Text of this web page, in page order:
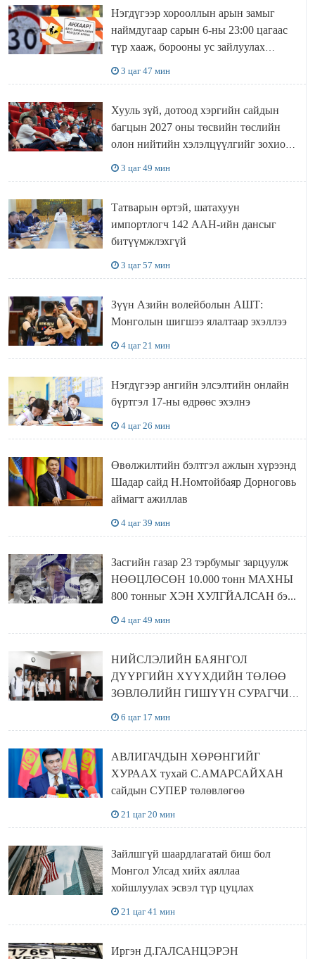
Нэгдүгээр хорооллын арын замыг
наймдугаар сарын 6-ны 23:00 цагаас
түр хааж, борооны ус зайлуулах
3 цаг 47 мин
Хууль зүй, дотоод хэргийн сайдын
багцын 2027 оны төсвийн төслийн
олон нийтийн хэлэлцүүлгийг зохион
3 цаг 49 мин
Татварын өртэй, шатахуун
импортлогч 142 ААН-ийн дансыг
битүүмжлэхгүй
3 цаг 57 мин
Зүүн Азийн волейболын АШТ:
Монголын шигшээ ялалтаар эхэллээ
4 цаг 21 мин
Нэгдүгээр ангийн элсэлтийн онлайн
бүртгэл 17-ны өдрөөс эхэлнэ
4 цаг 26 мин
Өвөлжилтийн бэлтгэл ажлын хүрээнд
Шадар сайд Н.Номтойбаяр Дорноговь
аймагт ажиллав
4 цаг 39 мин
Засгийн газар 23 тэрбумыг зарцуулж
НӨӨЦЛӨСӨН 10.000 тонн МАХНЫ
800 тонныг ХЭН ХУЛГЙАЛСАН бэ...
4 цаг 49 мин
НИЙСЛЭЛИЙН БАЯНГОЛ
ДҮҮРГИЙН ХҮҮХДИЙН ТӨЛӨӨ
ЗӨВЛӨЛИЙН ГИШҮҮН СУРАГЧИД
6 цаг 17 мин
АВЛИГАЧДЫН ХӨРӨНГИЙГ
ХУРААХ тухай С.АМАРСАЙХАН
сайдын СУПЕР төлөвлөгөө
21 цаг 20 мин
Зайлшгүй шаардлагатай биш бол
Монгол Улсад хийх аяллаа
хойшлуулах эсвэл түр цуцлах
21 цаг 41 мин
Иргэн Д.ГАЛСАНЦЭРЭН